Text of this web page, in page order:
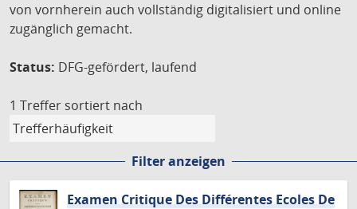
von vornherein auch vollständig digitalisiert und online
zugänglich gemacht.
Status: DFG-gefördert, laufend
1 Treffer sortiert nach
Filter anzeigen
Examen Critique Des Différentes Ecoles De